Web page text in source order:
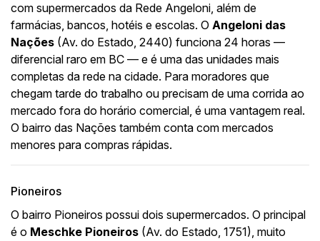
com supermercados da Rede Angeloni, além de
farmácias, bancos, hotéis e escolas. O Angeloni das
Nações (Av. do Estado, 2440) funciona 24 horas —
diferencial raro em BC — e é uma das unidades mais
completas da rede na cidade. Para moradores que
chegam tarde do trabalho ou precisam de uma corrida ao
mercado fora do horário comercial, é uma vantagem real.
O bairro das Nações também conta com mercados
menores para compras rápidas.
Pioneiros
O bairro Pioneiros possui dois supermercados. O principal
é o Meschke Pioneiros (Av. do Estado, 1751), muito